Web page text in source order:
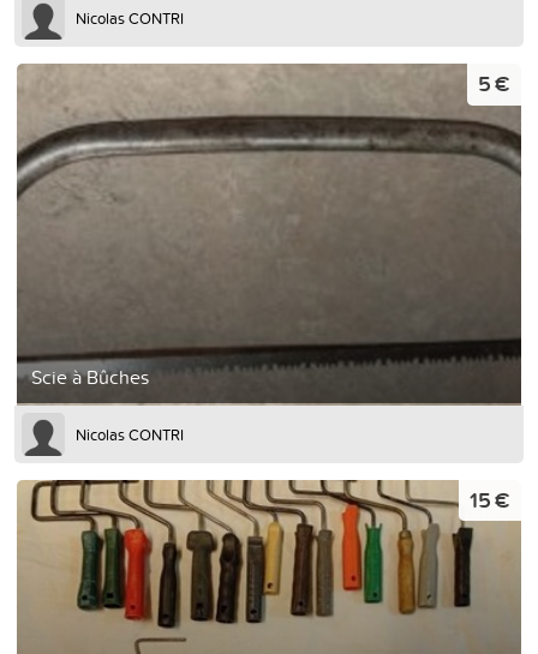
Nicolas CONTRI
Scie à Bûches
5 €
Nicolas CONTRI
15 €